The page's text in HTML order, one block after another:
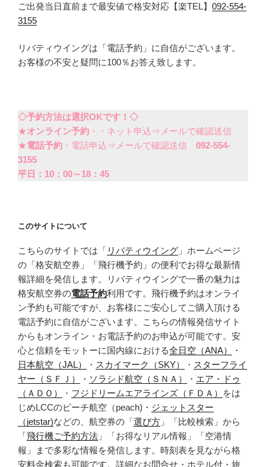
ご出発当日直前まで最安値で格安対応【楽TEL】 092-554-
3155
リバティウイングは「電話予約」に自信がございます。
お客様の不安と疑問に100％お答え致します。
◇予約方法は選択OKです！◇
★オンライン予約 ・・ネット申込⇒メールで確認送信
★電話予約 ・電話申込⇒メールで確認送信 092-554-
3155
平日：10：00～18：45
このサイトについて
こちらのサイトでは「 リバティウイング 」ホームページ
の「格安航空券」「飛行機予約」の便利でお得な最新情
報詳細を発信します。リバティウイングで一番の魅力は
格安航空券の電話予約利用です。飛行機予約はオンライ
ン予約も可能ですが、お客様にご安心してご購入頂ける
電話予約に自信がございます。こちらの情報発信サイト
からもオンライン・お電話予約のお申込が可能です。安
心と信頼をモットーに国内線における全日空（ANA）
・
日本航空（JAL）
・ スカイマーク（SKY） ・ スターフライ
ヤー（ＳＦＪ）
・ ソラシド航空（ＳＮＡ） ・ エア・ドゥ
（ＡＤＯ）
・ フジドリームエアラインズ（ＦＤＡ）
をは
じめLCCのピーチ航空（peach)・ ジェットスター
（jetstar)などの、航空券の「選び方 」「比較検索」から
「飛行機ご予約方法 」「お得なリアル情報」「空港情
報」まで多彩な情報を発信します。時刻表を見ながら格
安料金検索も可能です。詳細なお問合せ・ホテル付・旅